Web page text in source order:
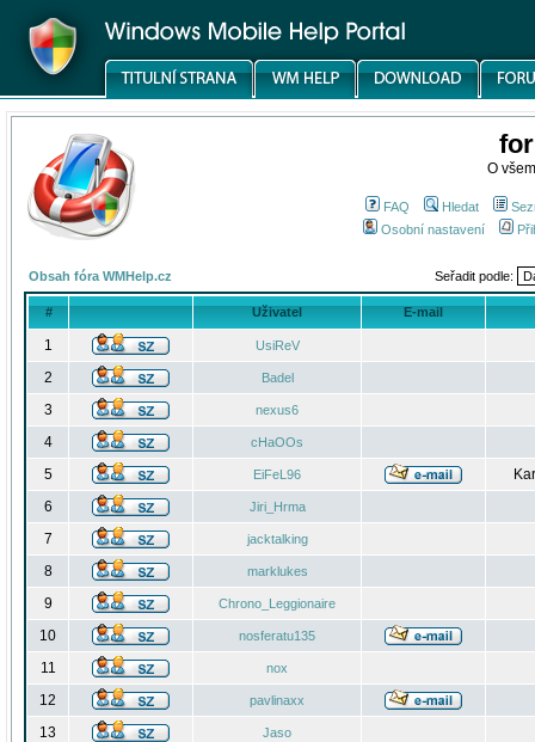
O
FAQ Hledat
Osobní nastavení
Obsah fóra WMHelp.cz Seřadit podle:
# Uživatel E-mail
1 UsiReV
2 Badel
3 nexus6
4 cHaOOs
5 EiFeL96
6
Jiri_Hrma
7 jacktalking
8 marklukes
9 Chrono_Leggionaire
10 nosferatu135
11 nox
12 pavlinaxx
13 Jaso